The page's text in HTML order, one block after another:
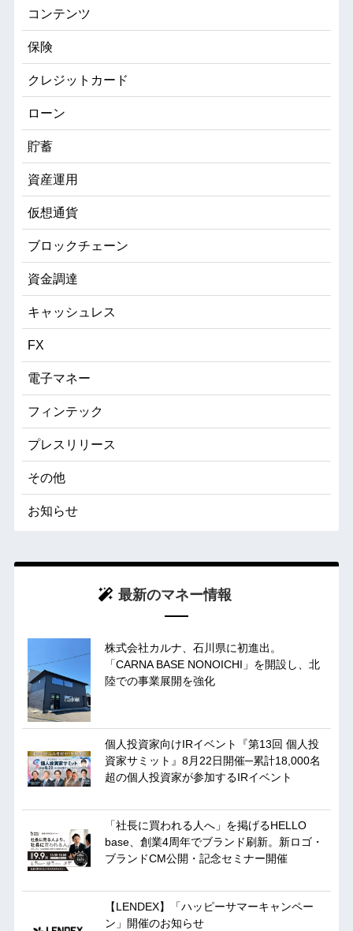
コンテンツ
保険
クレジットカード
ローン
貯蓄
資産運用
仮想通貨
ブロックチェーン
資金調達
キャッシュレス
FX
電子マネー
フィンテック
プレスリリース
その他
お知らせ
最新のマネー情報
株式会社カルナ、石川県に初進出。
「CARNA BASE NONOICHI」を開設し、北
陸での事業展開を強化
個人投資家向けIRイベント『第13回 個人投
資家サミット』8月22日開催─累計18,000名
超の個人投資家が参加するIRイベント
「社長に買われる人へ」を掲げるHELLO
base、創業4周年でブランド刷新。新ロゴ・
ブランドCM公開・記念セミナー開催
【LENDEX】「ハッピーサマーキャンペー
ン」開催のお知らせ